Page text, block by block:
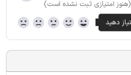
(هنوز امتیازی ثبت نشده است)